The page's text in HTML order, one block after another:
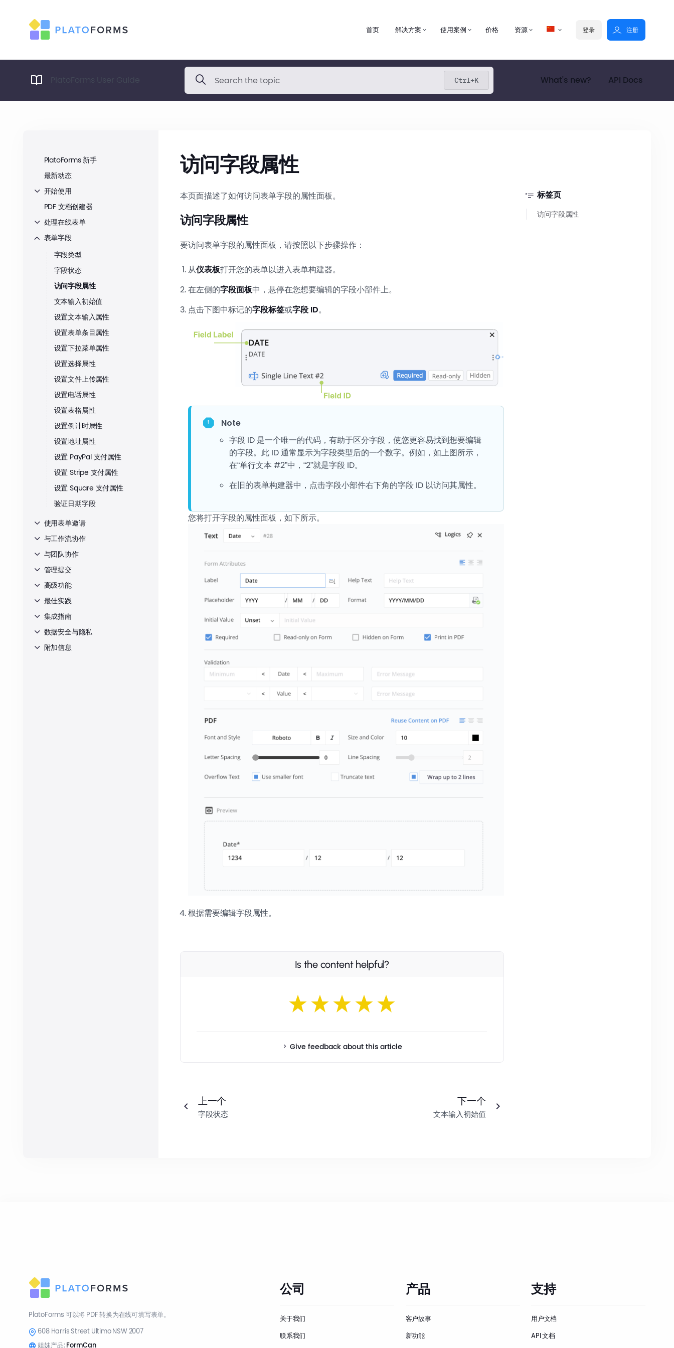
首页 解决方案 使用案例 价格 资源 登录 注册
PlatoForms User Guide Ctrl+K What's new? API Docs
PlatoForms 新手
最新动态
开始使用
PDF 文档创建器
处理在线表单
表单字段
字段类型
字段状态
访问字段属性
文本输入初始值
设置文本输入属性
设置表单条目属性
设置下拉菜单属性
设置选择属性
设置文件上传属性
设置电话属性
设置表格属性
设置倒计时属性
设置地址属性
设置 PayPal 支付属性
设置 Stripe 支付属性
设置 Square 支付属性
验证日期字段
使用表单邀请
与工作流协作
与团队协作
管理提交
高级功能
最佳实践
集成指南
数据安全与隐私
附加信息
访问字段属性
标签页
访问字段属性
本页面描述了如何访问表单字段的属性面板。
访问字段属性
要访问表单字段的属性面板，请按照以下步骤操作：
从仪表板打开您的表单以进入表单构建器。
在左侧的字段面板中，悬停在您想要编辑的字段小部件上。
点击下图中标记的字段标签或字段 ID。
Note
字段 ID 是一个唯一的代码，有助于区分字段，使您更容易找到想要编辑
的字段。此 ID 通常显示为字段类型后的一个数字。例如，如上图所示，
在“单行文本 #2”中，“2”就是字段 ID。
在旧的表单构建器中，点击字段小部件右下角的字段 ID 以访问其属性。
您将打开字段的属性面板，如下所示。
根据需要编辑字段属性。
Is the content helpful?
Give feedback about this article
上一个
字段状态
下一个
文本输入初始值
PlatoForms 可以将 PDF 转换为在线可填写表单。
608 Harris Street Ultimo NSW 2007
姐妹产品: FormCan
公司
关于我们
联系我们
产品
客户故事
新功能
支持
用户文档
API 文档